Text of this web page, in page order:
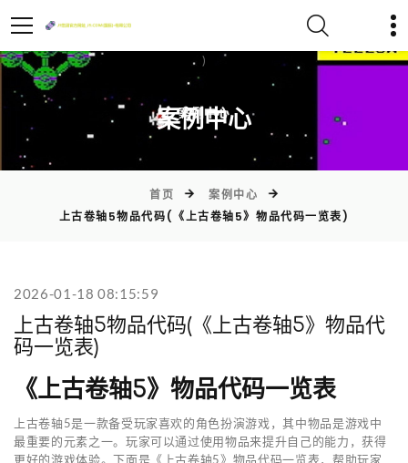
)
案例中心
首页
案例中心
上古卷轴5物品代码(《上古卷轴5》物品代码一览表)
2026-01-18 08:15:59
上古卷轴5物品代码(《上古卷轴5》物品代
码一览表)
《上古卷轴5》物品代码一览表
上古卷轴5是一款备受玩家喜欢的角色扮演游戏，其中物品是游戏中
最重要的元素之一。玩家可以通过使用物品来提升自己的能力，获得
更好的游戏体验。下面是《上古卷轴5》物品代码一览表，帮助玩家